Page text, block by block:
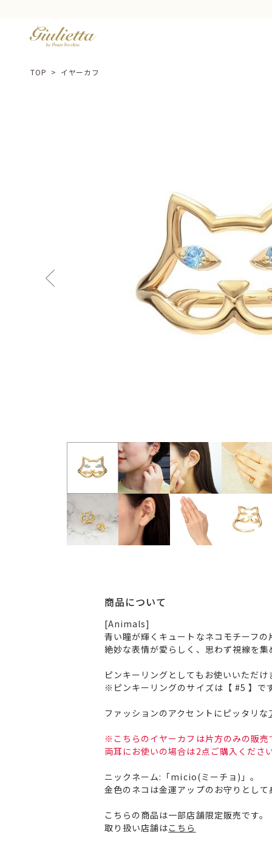
TOP > イヤーカフ
商品について
[Animals]
青い瞳が輝くキュートなネコモチーフの
絶妙な表情が愛らしく、思わず視線を集
ピンキーリングとしてもお使いいただけ
※ピンキーリングのサイズは【 #5 】で
ファッションのアクセントにピッタリな
※こちらのイヤーカフは片方のみの販売
両耳にお使いの場合は2点ご購入ください
ニックネーム:「micio(ミーチョ)」。
金色のネコは金運アップのお守りとして
こちらの商品は一部店舗限定販売です。
取り扱い店舗はこちら